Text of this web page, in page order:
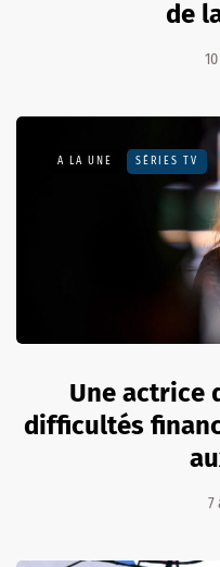
de
A LA UNE SÉRIES TV
Une actrice
difficultés
7